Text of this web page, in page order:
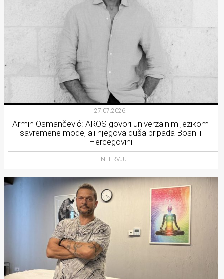
27.07.2026.
Armin Osmančević: AROS govori univerzalnim jezikom
savremene mode, ali njegova duša pripada Bosni i
Hercegovini
INTERVJU